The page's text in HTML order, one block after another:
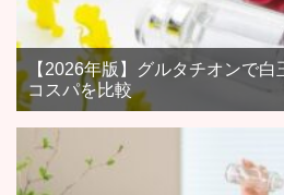
【2026年版】グルタチオンで白
コスパを比較